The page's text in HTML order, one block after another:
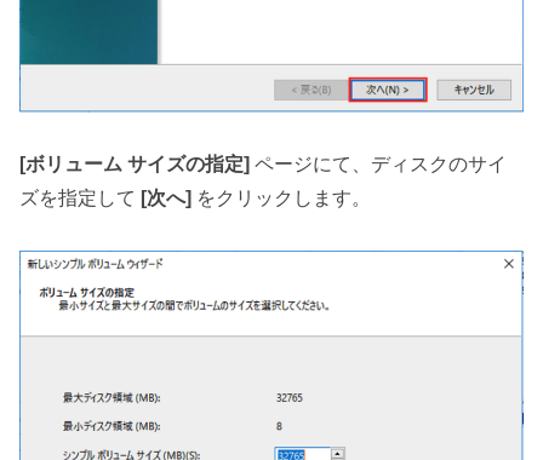
[ボリューム サイズの指定] ページにて、ディスクのサイ
ズを指定して [次へ] をクリックします。